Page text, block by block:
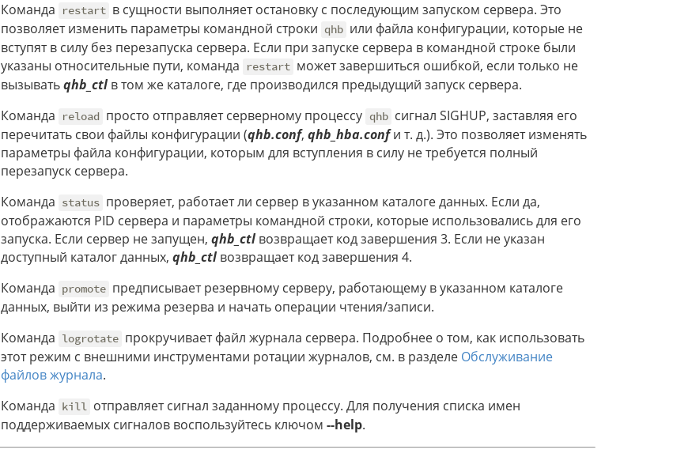
Команда
restart в сущности выполняет остановку с последующим запуском сервера. Это
позволяет изменить параметры командной строки qhb или файла конфигурации, которые не
вступят в силу без перезапуска сервера. Если при запуске сервера в командной строке были
указаны относительные пути, команда
restart может завершиться ошибкой, если только не
вызыватьqhb_ctlв том же каталоге, где производился предыдущий запуск сервера.
Команда
reload просто отправляет серверному процессу qhb сигнал SIGHUP, заставляя его
перечитать свои файлы конфигурации (qhb.conf, qhb_hba.confи т. д.). Это позволяет изменять
параметры файла конфигурации, которым для вступления в силу не требуется полный
перезапуск сервера.
Команда status проверяет, работает ли сервер в указанном каталоге данных. Если да,
отображаются PID сервера и параметры командной строки, которые использовались для его
запуска. Если сервер не запущен, qhb_ctlвозвращает код завершения 3. Если не указан
доступный каталог данных, qhb_ctlвозвращает код завершения 4.
Команда promote предписывает резервному серверу, работающему в указанном каталоге
данных, выйти из режима резерва и начать операции чтения/записи.
Команда logrotate прокручивает файл журнала сервера. Подробнее о том, как использовать
этот режим с внешними инструментами ротации журналов, см. в разделе Обслуживание
файлов журнала.
Команда kill отправляет сигнал заданному процессу. Для получения списка имен
поддерживаемых сигналов воспользуйтесь ключом --help.